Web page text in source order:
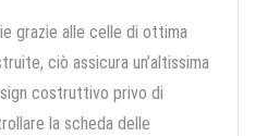
grazie alle celle di ottima
ciò assicura un’altissima
costruttivo privo di
la scheda delle